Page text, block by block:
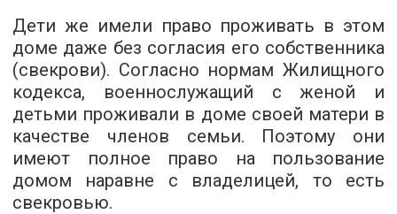
Дети же имели право проживать в этом
доме даже без согласия его собственника
(свекрови). Согласно нормам Жилищного
кодекса, военнослужащий с женой и
детьми проживали в доме своей матери в
качестве членов семьи. Поэтому они
имеют полное право на пользование
домом наравне с владелицей, то есть
свекровью.